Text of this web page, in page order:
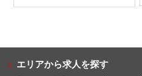
エリアから求人を探す